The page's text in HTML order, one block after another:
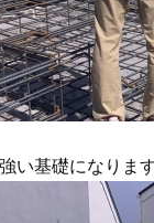
い基礎になりま